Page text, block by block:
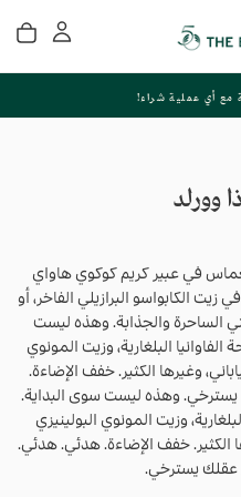
مع أي عملية شراء!
وورلد
في عبير كريم كوكوي هاواي
الكابواسو البرازيلي الفاخر، أو
الساحرة والجذابة. وهذه ليست
البلغارية، وزيت المونوي
وغيرها الكثير. خفف الإضاءة.
وهذه ليست سوى البداية.
وزيت المونوي البولينيزي
الكثير. خفف الإضاءة. هدئي. هدئي.
يسترخي.